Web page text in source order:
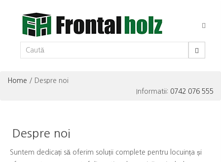
Home / Despre noi
Informatii: 0742 076 555
Despre noi
Suntem dedicați să oferim soluții complete pentru locuința și